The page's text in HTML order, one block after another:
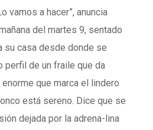
vamos a hacer”, anuncia
del martes 9, sentado
su casa desde donde se
perfil de un fraile que da
que marca el lindero
está sereno. Dice que se
dejada por la adrena-lina